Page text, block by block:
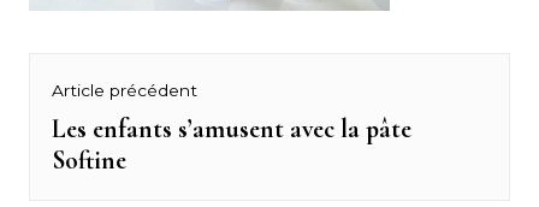
Navigation
de
l’article
Article précédent
Previous
post:
Les enfants s’amusent avec la pâte
Softine